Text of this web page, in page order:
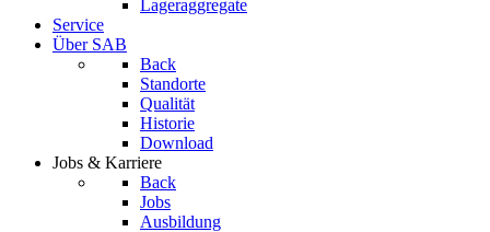
Lageraggregate
Service
Über SAB
Back
Standorte
Qualität
Historie
Download
Jobs & Karriere
Back
Jobs
Ausbildung